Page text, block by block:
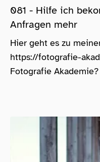
081 - Hilfe ich
Anfragen mehr
Hier geht es zu
https://fotografie-
Fotografie